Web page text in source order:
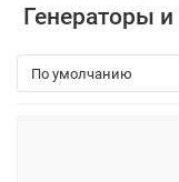
Генераторы